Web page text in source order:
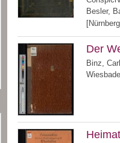
Besler,
Der
Binz, Carl